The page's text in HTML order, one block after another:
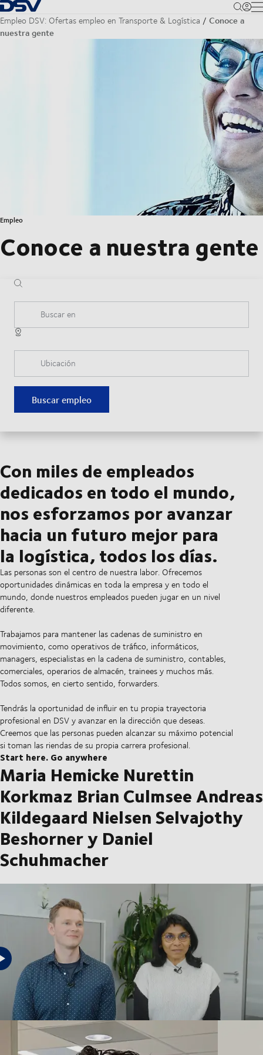
Volver a la página de inicio
Empleo DSV: Ofertas empleo en Transporte & Logística
Conoce a
nuestra gente
Empleo
Conoce a nuestra gente
Buscar en
Ubicación
Buscar empleo
Con miles de empleados
dedicados en todo el mundo,
nos esforzamos por avanzar
hacia un futuro mejor para
la logística, todos los días.
Las personas son el centro de nuestra labor. Ofrecemos
oportunidades dinámicas en toda la empresa y en todo el
mundo, donde nuestros empleados pueden jugar en un nivel
diferente.
Trabajamos para mantener las cadenas de suministro en
movimiento, como operativos de tráfico, informáticos,
managers, especialistas en la cadena de suministro, contables,
comerciales, operarios de almacén, trainees y muchos más.
Todos somos, en cierto sentido, forwarders.
Tendrás la oportunidad de influir en tu propia trayectoria
profesional en DSV y avanzar en la dirección que deseas.
Creemos que las personas pueden alcanzar su máximo potencial
si toman las riendas de su propia carrera profesional.
Start here. Go anywhere
Maria Hemicke Nurettin
Korkmaz Brian Culmsee Andreas
Kildegaard Nielsen Selvajothy
Beshorner y Daniel
Schuhmacher
Lee las historias de nuestros empleados y descubre las razones por las
que trabajan para DSV Becaria Operativo de tráfico Sales Manager
Analista financiero Emplead@s procedentes de integraciones en DSV